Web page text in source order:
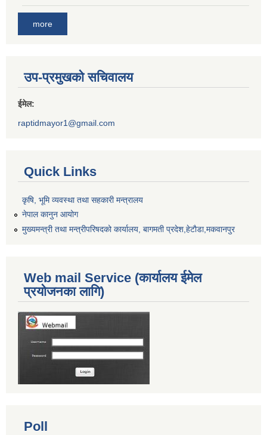
more
उप-प्रमुखको सचिवालय
ईमेल:
raptidmayor1@gmail.com
Quick Links
कृषि, भूमि व्यवस्था तथा सहकारी मन्त्रालय
नेपाल कानुन आयोग
मुख्यमन्त्री तथा मन्त्रीपरिषदको कार्यालय, बागमती प्रदेश,हेटाैडा,मकवानपुर
Web mail Service (कार्यालय ईमेल
प्रयोजनका लागि)
Poll